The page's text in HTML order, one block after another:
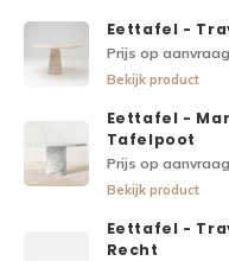
Eettafel -
Prijs op aanvraag
Bekijk product
Eettafel -
Tafelpoot
Prijs op aanvraag
Bekijk product
Eettafel -
Recht